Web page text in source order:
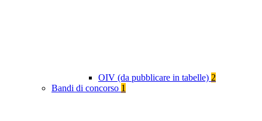
OIV (da pubblicare in tabelle) 2
Bandi di concorso 1